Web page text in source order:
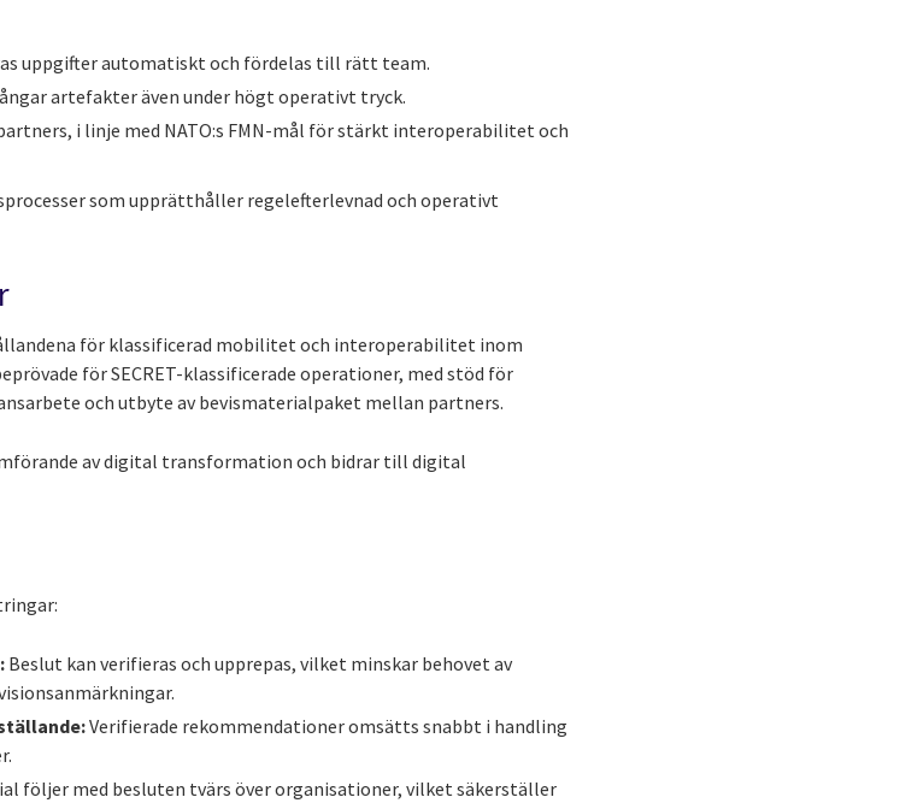
uppgifter automatiskt och fördelas till rätt team.
artefakter även under högt operativt tryck.
i linje med NATO:s FMN-mål för stärkt interoperabilitet och
som upprätthåller regelefterlevnad och operativt
för klassificerad mobilitet och interoperabilitet inom
för SECRET-klassificerade operationer, med stöd för
och utbyte av bevismaterialpaket mellan partners.
av digital transformation och bidrar till digital
Beslut kan verifieras och upprepas, vilket minskar behovet av
Verifierade rekommendationer omsätts snabbt i handling
följer med besluten tvärs över organisationer, vilket säkerställer